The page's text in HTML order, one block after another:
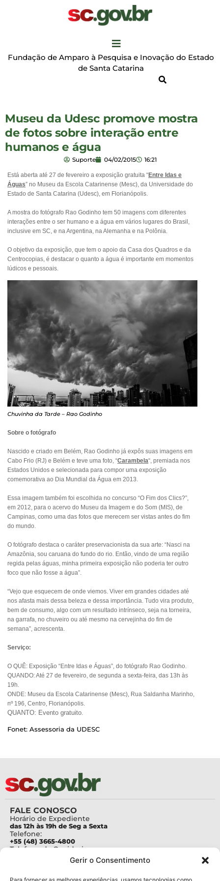
Gerir o Consentimento
Fundação de Amparo à Pesquisa e Inovação do Estado
de Santa Catarina
Museu da Udesc promove mostra
de fotos sobre interação entre
humanos e água
Suporte 04/02/2015 16:21
Está aberta até 27 de fevereiro a exposição gratuita “Entre Idas e
Águas” no Museu da Escola Catarinense (Mesc), da Universidade do
Estado de Santa Catarina (Udesc), em Florianópolis.
A mostra do fotógrafo Rao Godinho tem 50 imagens com diferentes
interações entre o ser humano e a água em vários lugares do Brasil,
inclusive em SC, e na Argentina, na Alemanha e na Polônia.
O objetivo da exposição, que tem o apoio da Casa dos Quadros e da
Centrocopias, é destacar o quanto a água é importante em momentos
lúdicos e pessoais.
Chuvinha da Tarde – Rao Godinho
Sobre o fotógrafo
Nascido e criado em Belém, Rao Godinho já expôs suas imagens em
Cabo Frio (RJ) e Belém e teve uma foto, “Carambela“, premiada nos
Estados Unidos e selecionada para compor uma exposição
comemorativa ao Dia Mundial da Água em 2013.
Essa imagem também foi escolhida no concurso “O Fim dos Clics?”,
em 2012, para o acervo do Museu da Imagem e do Som (MIS), de
Campinas, como uma das fotos que merecem ser vistas antes do fim
do mundo.
O fotógrafo destaca o caráter preservacionista da sua arte: “Nasci na
Amazônia, sou caruana do fundo do rio. Então, vindo de uma região
regida pelas águas, minha primeira exposição não poderia ter outro
foco que não fosse a água”.
“Vejo que esquecem de onde viemos. Viver em grandes cidades até
nos afasta mais dessa beleza e dessa importância. Tudo vira produto,
bem de consumo, algo com um resultado intrínseco, seja na torneira,
na garrafa, no chuveiro ou até mesmo na cervejinha do fim de
semana”, acrescenta.
Serviço:
O QUÊ: Exposição “Entre Idas e Águas”, do fotógrafo Rao Godinho.
QUANDO: Até 27 de fevereiro, de segunda a sexta-feira, das 13h às
19h.
ONDE: Museu da Escola Catarinense (Mesc), Rua Saldanha Marinho,
nº 196, Centro, Florianópolis.
QUANTO: Evento gratuito.
Fonet: Assessoria da UDESC
FALE CONOSCO
Horário de Expediente
das 12h às 19h de Seg a Sexta
Telefone:
+55 (48) 3665-4800
Telefone da Ouvidoria